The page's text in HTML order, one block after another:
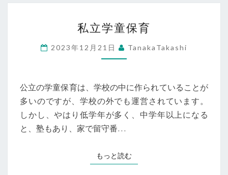
立
学
童
育
私立学童保育
2023年12月21日 TanakaTakashi
公立の学童保育は、学校の中に作られていることが
多いのですが、学校の外でも運営されています。
しかし、やはり低学年が多く、中学年以上になる
と、塾もあり、家で留守番…
もっと読むもっと読む